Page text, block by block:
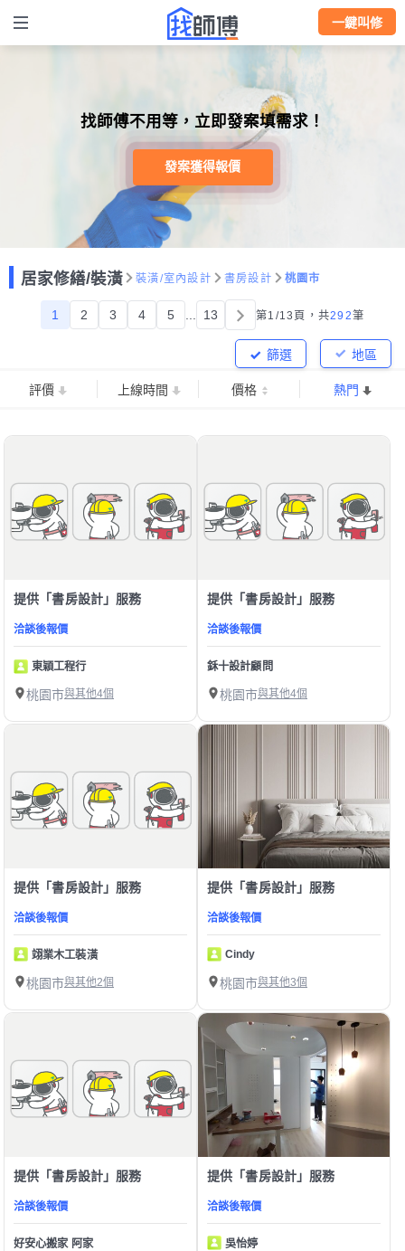
一鍵叫修
找師傅不用等，立即發案填需求！
發案獲得報價
居家修繕/裝潢 裝潢/室內設計 書房設計 桃園市
1 2 3 4 5 13 第1/13頁， 共292筆
地區
篩選
評價 上線時間 價格 熱門
提供「書房設計」服務
洽談後報價
東穎工程行
桃園市與其他4個
提供「書房設計」服務
洽談後報價
鉌十設計顧問
桃園市與其他4個
提供「書房設計」服務
洽談後報價
翊業木工裝潢
桃園市與其他2個
提供「書房設計」服務
洽談後報價
Cindy
桃園市與其他3個
提供「書房設計」服務
洽談後報價
好安心搬家 阿家
提供「書房設計」服務
洽談後報價
吳怡婷